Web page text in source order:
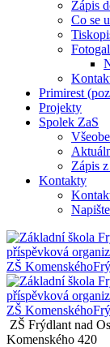
Zápis
Co se
Primirest
Projekty
Spolek ZaS
Zápis
Kontakty
ZŠ Komenského
ZŠ Komenského
ZŠ Frýdlant nad
Komenského 420